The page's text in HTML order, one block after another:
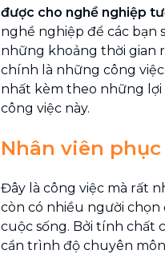
được cho nghề nghiệp
nghề nghiệp để các bạn
những khoảng thời gian
chính là những công
nhất kèm theo những lợi
công việc này.
Nhân viên phục
Đây là công việc mà rất
còn có nhiều người chọn
cuộc sống. Bởi tính chất
cần trình độ chuyên